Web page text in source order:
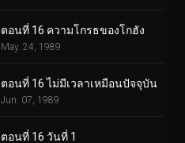
ตอนที่ 16 ความโกรธของโกฮัง
May. 24, 1989
ตอนที่ 16 ไม่มีเวลาเหมือนปัจจุบัน
Jun. 07, 1989
ตอนที่ 16 วันที่ 1